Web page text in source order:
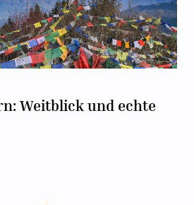
Weitblick und echte